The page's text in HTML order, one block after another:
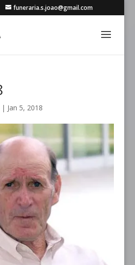
funeraria.s.joao@gmail.com
| Jan 5, 2018